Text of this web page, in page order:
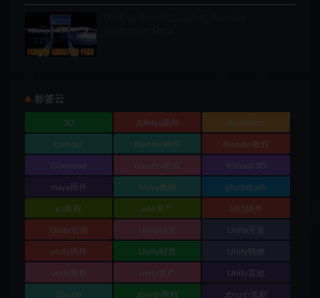
标签云
3D 3dMax插件 Artstation
blender Blender插件 Blender教程
Gumroad houdini教程 Kitbash3D
maya插件 Maya教程 photobash
ps教程 ue4资产 UE5插件
Unity动画 Unity场景 Unity开发
unity插件 Unity材质 Unity特效
unity角色 unity资产 Unity音效
Zbrush zbrush教程 zbrush笔刷